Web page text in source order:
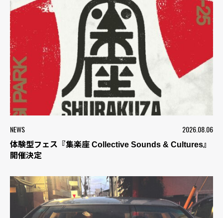
NEWS 2026.08.06
体験型フェス『集楽座 Collective Sounds & Cultures』
開催決定